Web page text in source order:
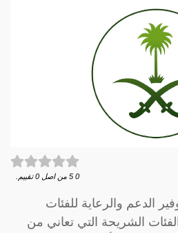
0
5 من اصل 0 تقييم.
الدعم والرعاية للفئات
الشريحة التي تعاني من